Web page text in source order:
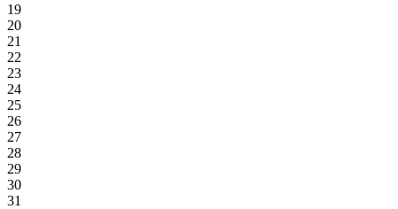
19
20
21
22
23
24
25
26
27
28
29
30
31